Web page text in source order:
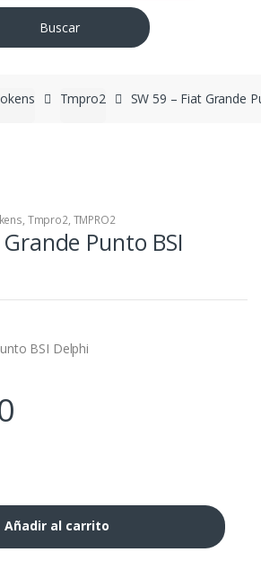
Buscar
Tmpro2 SW 59 – Fiat Grande
, Tmpro2, TMPRO2
Punto BSI
BSI Delphi
Añadir al carrito